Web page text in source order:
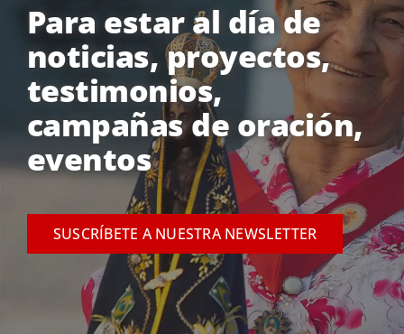
Para estar al día de
noticias, proyectos,
testimonios,
campañas de oración,
eventos
SUSCRÍBETE A NUESTRA NEWSLETTER